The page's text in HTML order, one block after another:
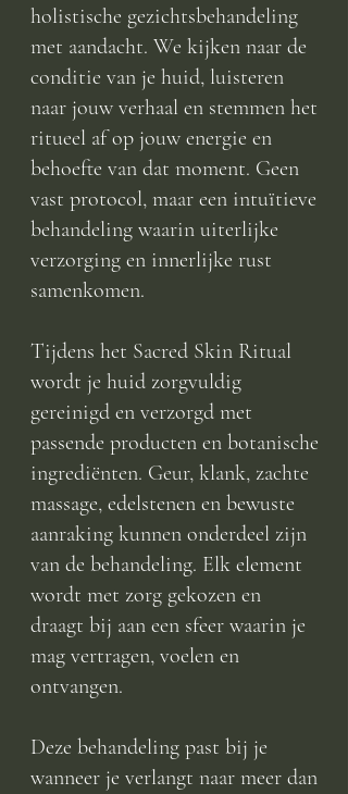
holistische gezichtsbehandeling
met aandacht. We kijken naar de
conditie van je huid, luisteren
naar jouw verhaal en stemmen het
ritueel af op jouw energie en
behoefte van dat moment. Geen
vast protocol, maar een intuïtieve
behandeling waarin uiterlijke
verzorging en innerlijke rust
samenkomen.
Tijdens het Sacred Skin Ritual
wordt je huid zorgvuldig
gereinigd en verzorgd met
passende producten en botanische
ingrediënten. Geur, klank, zachte
massage, edelstenen en bewuste
aanraking kunnen onderdeel zijn
van de behandeling. Elk element
wordt met zorg gekozen en
draagt bij aan een sfeer waarin je
mag vertragen, voelen en
ontvangen.
Deze behandeling past bij je
wanneer je verlangt naar meer dan